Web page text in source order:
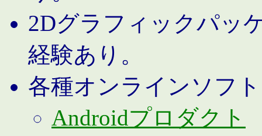
2Dグラフィックパッ
経験あり。
各種オンラインソフ
Androidプロダクト